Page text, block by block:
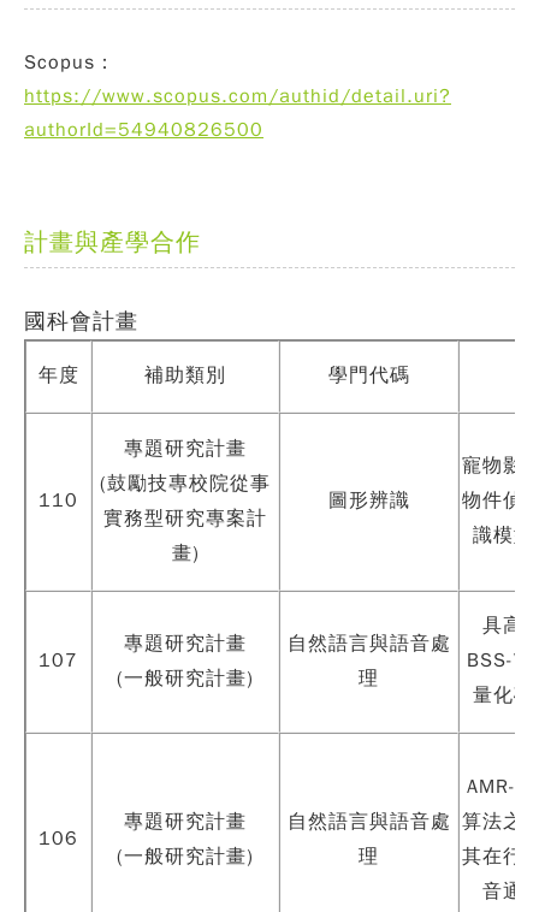
Scopus：
https://www.scopus.com/authid/detail.uri?
authorId=54940826500
計畫與產學合作
國科會計畫
年度 補助類別 學門代碼
110
專題研究計畫
(鼓勵技專校院從事
實務型研究專案計
畫)
圖形辨識
寵物影
物件偵
識模
107
專題研究計畫
(一般研究計畫)
自然語言與語音處
理
具高
BSS-
量化
106
專題研究計畫
(一般研究計畫)
自然語言與語音處
理
AMR-
算法之
其在行
音通